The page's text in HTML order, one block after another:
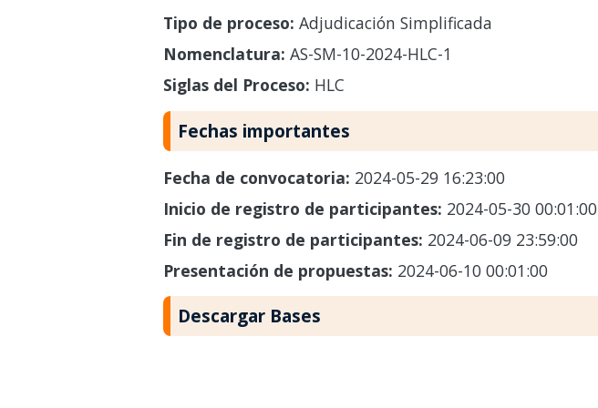
Tipo de proceso: Adjudicación Simplificada
Nomenclatura: AS-SM-10-2024-HLC-1
Siglas del Proceso: HLC
Fechas importantes
Fecha de convocatoria: 2024-05-29 16:23:00
Inicio de registro de participantes: 2024-05-30 00:01:00
Fin de registro de participantes: 2024-06-09 23:59:00
Presentación de propuestas: 2024-06-10 00:01:00
Descargar Bases